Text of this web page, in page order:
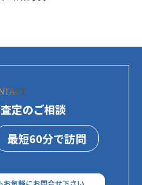
定のご相談
最短60分で訪問